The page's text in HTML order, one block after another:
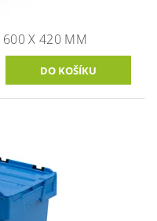
600 X 420 MM